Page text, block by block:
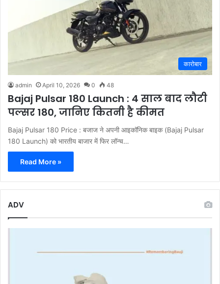
कारोबार
admin April 10, 2026 0 48
Bajaj Pulsar 180 Launch : 4 साल बाद लौटी
पल्सर 180, जानिए कितनी है कीमत
Bajaj Pulsar 180 Price : बजाज ने अपनी आइकॉनिक बाइक (Bajaj Pulsar
180 Launch) को भारतीय बाजार में फिर लॉन्च…
Read More »
ADV